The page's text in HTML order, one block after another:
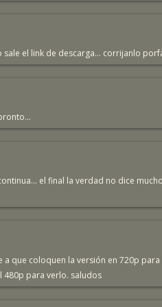
el link de descarga... corrijanlo
el final la verdad no dice mucho
que coloquen la versión en 720p para
480p para verlo. saludos